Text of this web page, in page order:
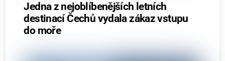
Jedna z nejoblíbenějších letních
destinací Čechů vydala zákaz vstupu
do moře